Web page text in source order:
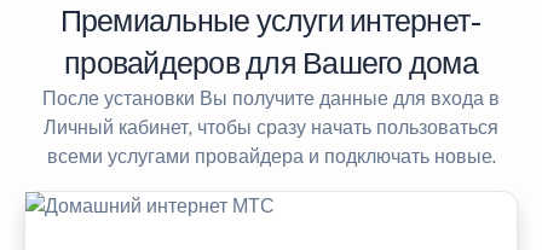
Премиальные услуги интернет-
провайдеров для Вашего дома
После установки Вы получите данные для входа в
Личный кабинет, чтобы сразу начать пользоваться
всеми услугами провайдера и подключать новые.